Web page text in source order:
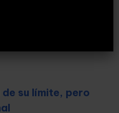
modelo, según datos recopilados
francesas.  Los
estándar
su límite, pero